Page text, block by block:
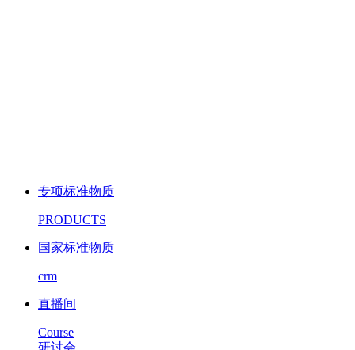
专项标准物质
PRODUCTS
国家标准物质
crm
直播间
Course
研讨会